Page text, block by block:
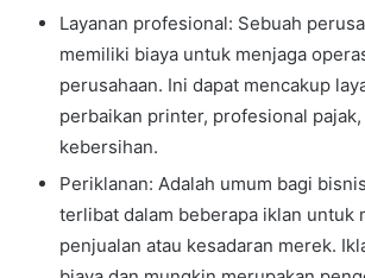
Layanan profesional: Sebuah
memiliki biaya untuk menjaga
perusahaan. Ini dapat mencakup
perbaikan printer, profesional
kebersihan.
Periklanan: Adalah umum bagi
terlibat dalam beberapa iklan untuk
penjualan atau kesadaran merek.